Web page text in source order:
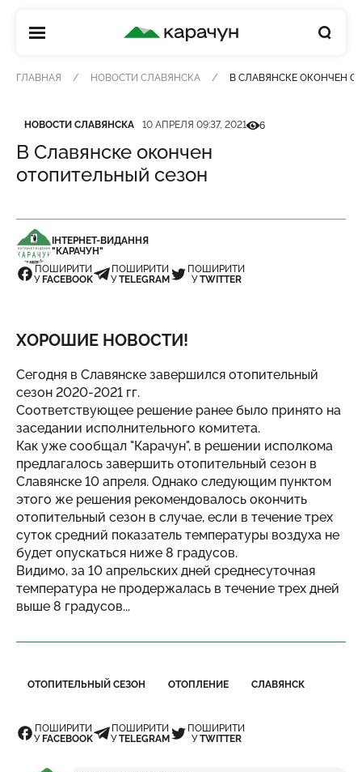
КАРАЧУН
ГЛАВНАЯ НОВОСТИ СЛАВЯНСКА В СЛАВЯНСКЕ ОКОНЧЕН
Категория
НОВОСТИ СЛАВЯНСКА
Дата публикации 10 АПРЕЛЯ 09:37, 2021Кількість переглядів
6
В Славянске окончен
отопительный сезон
ІНТЕРНЕТ-ВИДАННЯ
"КАРАЧУН"
ПОШИРИТИ
У FACEBOOK
ПОШИРИТИ
УTELEGRAM
ПОШИРИТИ
УTWITTER
ХОРОШИЕ НОВОСТИ!
Сегодня в Славянске завершился отопительный
сезон 2020-2021 гг.
Соответствующее решение ранее было принято на
заседании исполнительного комитета.
Как уже сообщал "Карачун", в решении исполкома
предлагалось завершить отопительный сезон в
Славянске 10 апреля. Однако следующим пунктом
этого же решения рекомендовалось окончить
отопительный сезон в случае, если в течение трех
суток средний показатель температуры воздуха не
будет опускаться ниже 8 градусов.
Видимо, за 10 апрельских дней среднесуточная
температура не продержалась в течение трех дней
выше 8 градусов...
ОТОПИТЕЛЬНЫЙ СЕЗОН ОТОПЛЕНИЕ СЛАВЯНСК
ПОШИРИТИ
У FACEBOOK
ПОШИРИТИ
УTELEGRAM
ПОШИРИТИ
УTWITTER